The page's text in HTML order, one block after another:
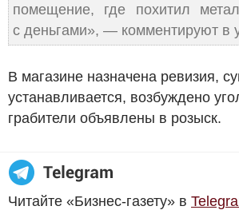
помещение, где похитил
с деньгами», — комментируют в
В магазине назначена ревизия,
устанавливается, возбуждено
грабители объявлены в розыск.
Читайте «Бизнес-газету» в